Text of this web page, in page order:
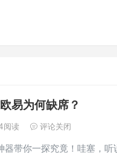
易为何缺席？
阅读 评论关闭
器带你一探究竟！哇塞，听